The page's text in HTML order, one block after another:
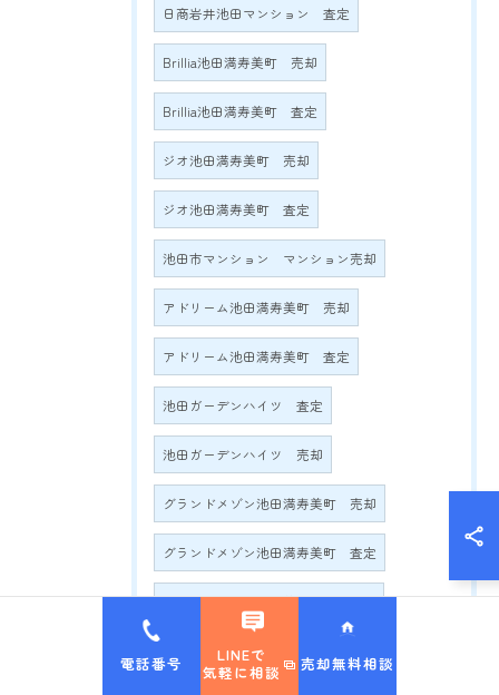
日商岩井池田マンション 査定
Brillia池田満寿美町 売却
Brillia池田満寿美町 査定
ジオ池田満寿美町 売却
ジオ池田満寿美町 査定
池田市マンション マンション売却
アドリーム池田満寿美町 売却
アドリーム池田満寿美町 査定
池田ガーデンハイツ 査定
池田ガーデンハイツ 売却
グランドメゾン池田満寿美町 売却
グランドメゾン池田満寿美町 査定
グランドメゾン満寿美町2016 売却
グランドメゾン満寿美町2016 査定
電話番号
LINEで
気軽に相談
売却無料相談